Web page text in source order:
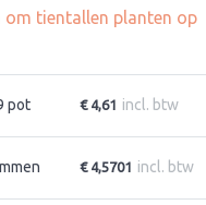
om tientallen planten op
pot € 4,61 incl. btw
€ 4,5701 incl. btw